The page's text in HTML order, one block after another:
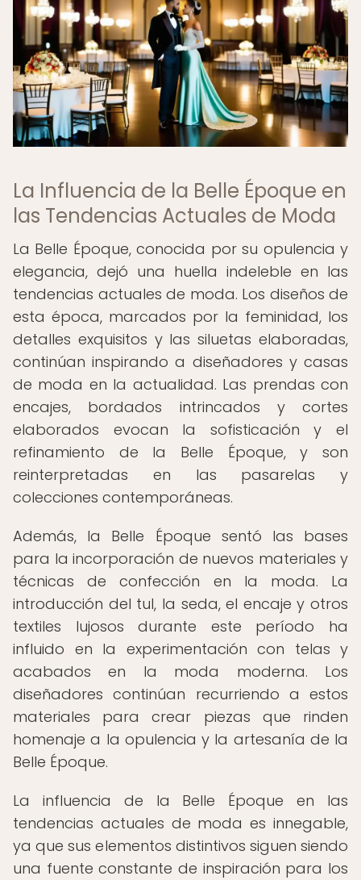
La Influencia de la Belle Époque en
las Tendencias Actuales de Moda
La Belle Époque, conocida por su opulencia y
elegancia, dejó una huella indeleble en las
tendencias actuales de moda. Los diseños de
esta época, marcados por la feminidad, los
detalles exquisitos y las siluetas elaboradas,
continúan inspirando a diseñadores y casas
de moda en la actualidad. Las prendas con
encajes, bordados intrincados y cortes
elaborados evocan la sofisticación y el
refinamiento de la Belle Époque, y son
reinterpretadas en las pasarelas y
colecciones contemporáneas.
Además, la Belle Époque sentó las bases
para la incorporación de nuevos materiales y
técnicas de confección en la moda. La
introducción del tul, la seda, el encaje y otros
textiles lujosos durante este período ha
influido en la experimentación con telas y
acabados en la moda moderna. Los
diseñadores continúan recurriendo a estos
materiales para crear piezas que rinden
homenaje a la opulencia y la artesanía de la
Belle Époque.
La influencia de la Belle Époque en las
tendencias actuales de moda es innegable,
ya que sus elementos distintivos siguen siendo
una fuente constante de inspiración para los